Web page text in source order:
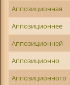
Аппозиционная
Аппозиционнее
Аппозиционней
Аппозиционно
Аппозиционного